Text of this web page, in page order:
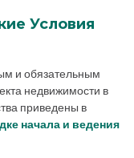
Условия
и обязательным
недвижимости в
приведены в
начала и ведения